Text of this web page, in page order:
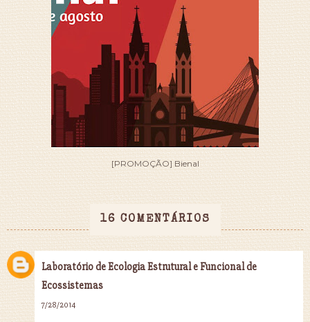
[PROMOÇÃO] Bienal
16 COMENTÁRIOS
Laboratório de Ecologia Estrutural e Funcional de
Ecossistemas
7/28/2014